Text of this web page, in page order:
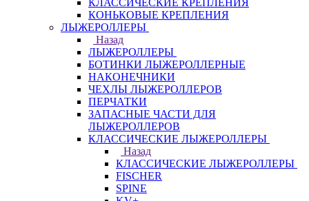
КЛАССИЧЕСКИЕ КРЕПЛЕНИЯ
КОНЬКОВЫЕ КРЕПЛЕНИЯ
ЛЫЖЕРОЛЛЕРЫ
Назад
ЛЫЖЕРОЛЛЕРЫ
БОТИНКИ ЛЫЖЕРОЛЛЕРНЫЕ
НАКОНЕЧНИКИ
ЧЕХЛЫ ЛЫЖЕРОЛЛЕРОВ
ПЕРЧАТКИ
ЗАПАСНЫЕ ЧАСТИ ДЛЯ
ЛЫЖЕРОЛЛЕРОВ
КЛАССИЧЕСКИЕ ЛЫЖЕРОЛЛЕРЫ
Назад
КЛАССИЧЕСКИЕ ЛЫЖЕРОЛЛЕРЫ
FISCHER
SPINE